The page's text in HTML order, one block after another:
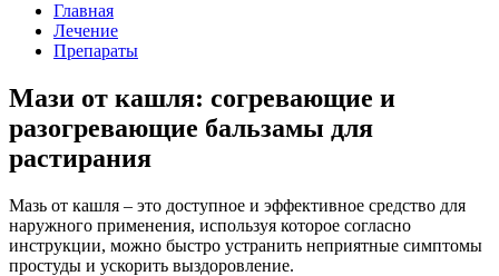
Главная
Лечение
Препараты
Мази от кашля: согревающие и
разогревающие бальзамы для
растирания
Мазь от кашля – это доступное и эффективное средство для
наружного применения, используя которое согласно
инструкции, можно быстро устранить неприятные симптомы
простуды и ускорить выздоровление.